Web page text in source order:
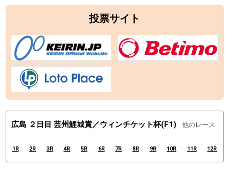
投票サイト
広島 ２日目 芸州鯉城賞／ウィンチケット杯(F1) 他のレース
1R 2R 3R 4R 5R 6R 7R 8R 9R 10R 11R 12R